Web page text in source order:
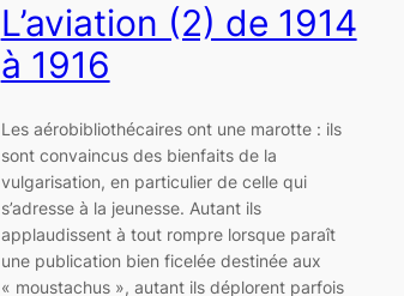
L’aviation (2) de 1914
à 1916
Les aérobibliothécaires ont une marotte : ils
sont convaincus des bienfaits de la
vulgarisation, en particulier de celle qui
s’adresse à la jeunesse. Autant ils
applaudissent à tout rompre lorsque paraît
une publication bien ficelée destinée aux
« moustachus », autant ils déplorent parfois